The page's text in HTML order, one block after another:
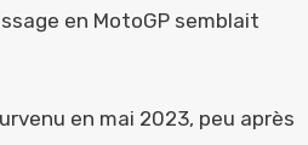
en MotoGP semblait
en mai 2023, peu après